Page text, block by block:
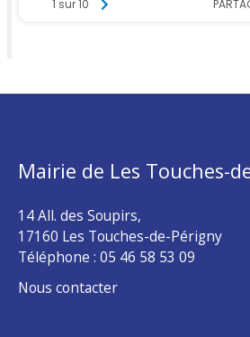
Mairie de Les Touches-
14 All. des Soupirs,
17160 Les Touches-de-Périgny
Téléphone : 05 46 58 53 09
Nous contacter